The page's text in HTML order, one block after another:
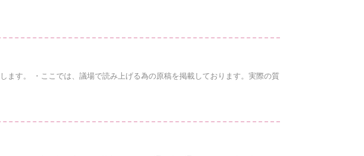
す。 ・ここでは、議場で読み上げる為の原稿を掲載しております。実際の質